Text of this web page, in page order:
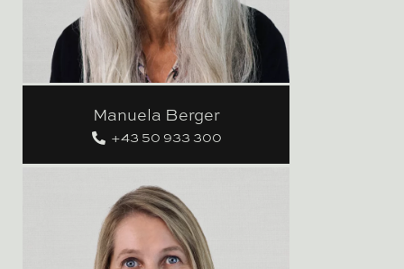
Manuela Berger
+43 50 933 300